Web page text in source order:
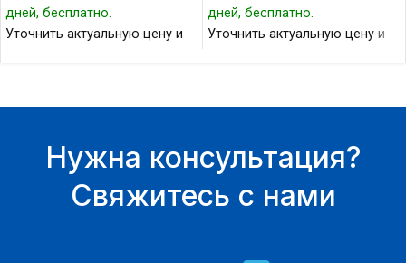
дней, бесплатно.
Уточнить актуальную цену и
дней, бесплатно.
Уточнить актуальную цену и
Нужна консультация?
Свяжитесь с нами